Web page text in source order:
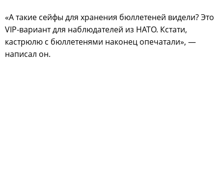
«А такие сейфы для хранения бюллетеней видели? Это
VIP-вариант для наблюдателей из НАТО. Кстати,
кастрюлю с бюллетенями наконец опечатали», —
написал он.